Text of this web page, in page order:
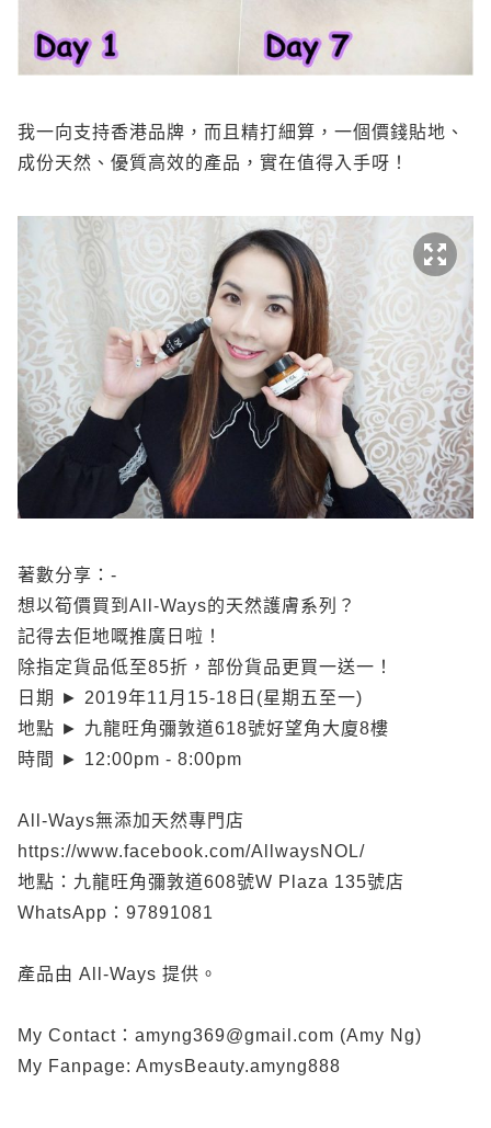
我一向支持香港品牌，而且精打細算，一個價錢貼地、
成份天然、優質高效的產品，實在值得入手呀！
著數分享：-
想以筍價買到All-Ways的天然護膚系列？
記得去佢地嘅推廣日啦！
除指定貨品低至85折，部份貨品更買一送一！
日期 ► 2019年11月15-18日(星期五至一)
地點 ► 九龍旺角彌敦道618號好望角大廈8樓
時間 ► 12:00pm - 8:00pm
All-Ways無添加天然專門店
https://www.facebook.com/AllwaysNOL/
地點：九龍旺角彌敦道608號W Plaza 135號店
WhatsApp：97891081
產品由 All-Ways 提供。
My Contact：amyng369@gmail.com (Amy Ng)
My Fanpage: AmysBeauty.amyng888